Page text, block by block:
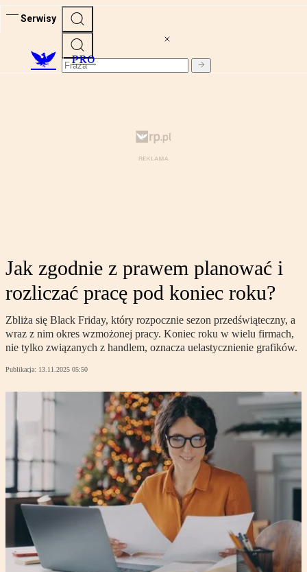
Serwisy
PRO
Jak zgodnie z prawem planować i
rozliczać pracę pod koniec roku?
Zbliża się Black Friday, który rozpocznie sezon przedświąteczny, a
wraz z nim okres wzmożonej pracy. Koniec roku w wielu firmach,
nie tylko związanych z handlem, oznacza uelastycznienie grafików.
Publikacja: 13.11.2025 05:50